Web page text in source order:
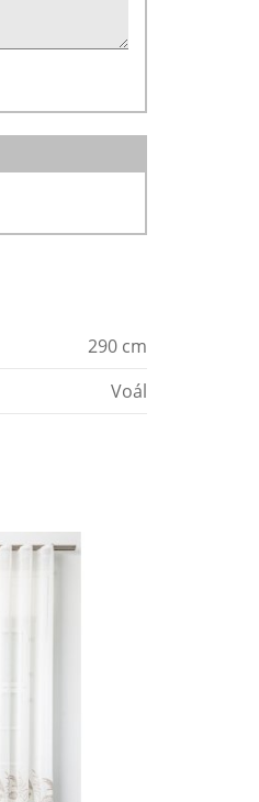
290 cm
Voál